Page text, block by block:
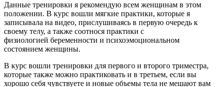
Данные тренировки я рекомендую всем женщинам в этом
положении. В курс вошли мягкие практики, которые я
записывала на видео, прислушиваясь в первую очередь к
своему телу, а также соотнося практики с
физиологией беременности и психоэмоциональном
состоянием женщины.
В курс вошли тренировки для первого и второго триместра,
которые также можно практиковать и в третьем, если вы
хорошо себя чувствуете и новые объемы тела не мешают вам